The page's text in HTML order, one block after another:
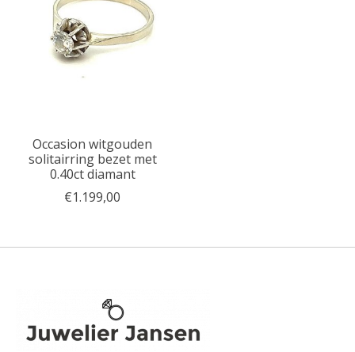
Occasion witgouden
solitairring bezet met
0.40ct diamant
€1.199,00